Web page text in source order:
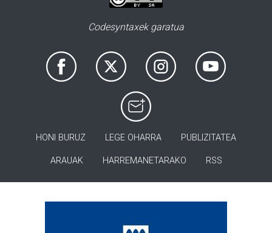
Codesyntaxek garatua
HONI BURUZ LEGE OHARRA PUBLIZITATEA
ARAUAK HARREMANETARAKO RSS